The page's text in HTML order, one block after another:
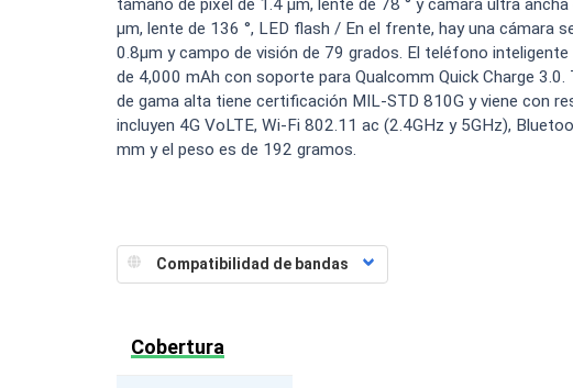
tamaño de píxel de 1.4 µm, lente de 78 ° y cámara ultra
µm, lente de 136 °, LED flash / En el frente, hay una cámara
0.8μm y campo de visión de 79 grados. El teléfono
de 4,000 mAh con soporte para Qualcomm Quick Charge
de gama alta tiene certificación MIL-STD 810G y viene con
incluyen 4G VoLTE, Wi-Fi 802.11 ac (2.4GHz y 5GHz),
mm y el peso es de 192 gramos.
Cobertura